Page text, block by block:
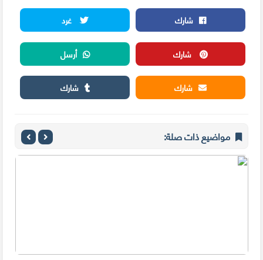
شارك
غرد
شارك
أرسل
شارك
شارك
مواضيع ذات صلة: